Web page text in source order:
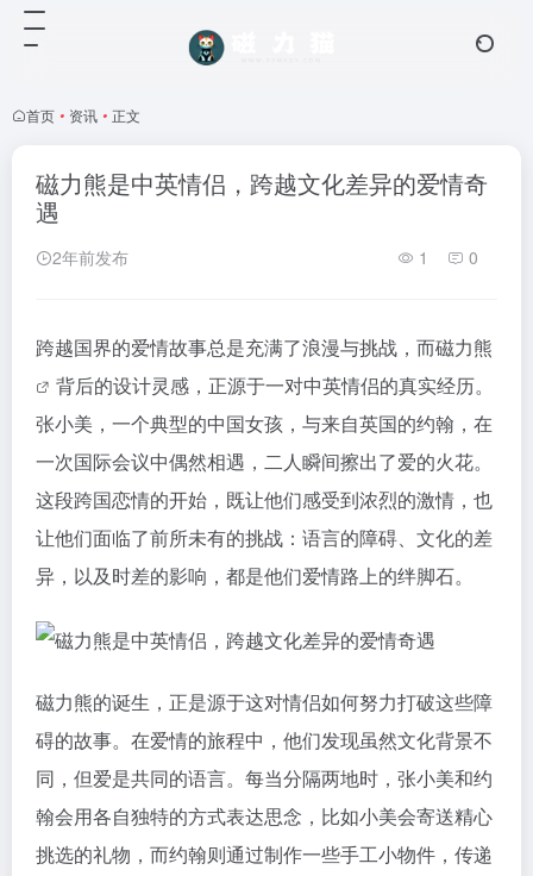
首页 • 资讯 • 正文
磁力熊是中英情侣，跨越文化差异的爱情奇
遇
2年前发布 1 0
跨越国界的爱情故事总是充满了浪漫与挑战，而磁力熊
背后的设计灵感，正源于一对中英情侣的真实经历。
张小美，一个典型的中国女孩，与来自英国的约翰，在
一次国际会议中偶然相遇，二人瞬间擦出了爱的火花。
这段跨国恋情的开始，既让他们感受到浓烈的激情，也
让他们面临了前所未有的挑战：语言的障碍、文化的差
异，以及时差的影响，都是他们爱情路上的绊脚石。
磁力熊的诞生，正是源于这对情侣如何努力打破这些障
碍的故事。在爱情的旅程中，他们发现虽然文化背景不
同，但爱是共同的语言。每当分隔两地时，张小美和约
翰会用各自独特的方式表达思念，比如小美会寄送精心
挑选的礼物，而约翰则通过制作一些手工小物件，传递